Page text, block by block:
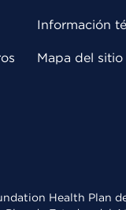
Información
Mapa del sitio
Health Plan